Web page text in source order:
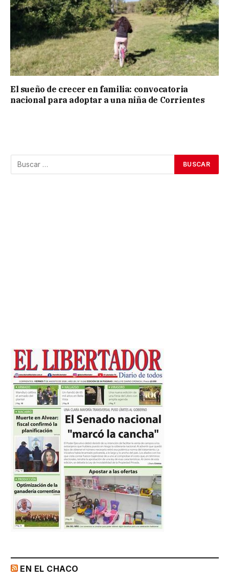
El sueño de crecer en familia: convocatoria
nacional para adoptar a una niña de Corrientes
EN EL CHACO